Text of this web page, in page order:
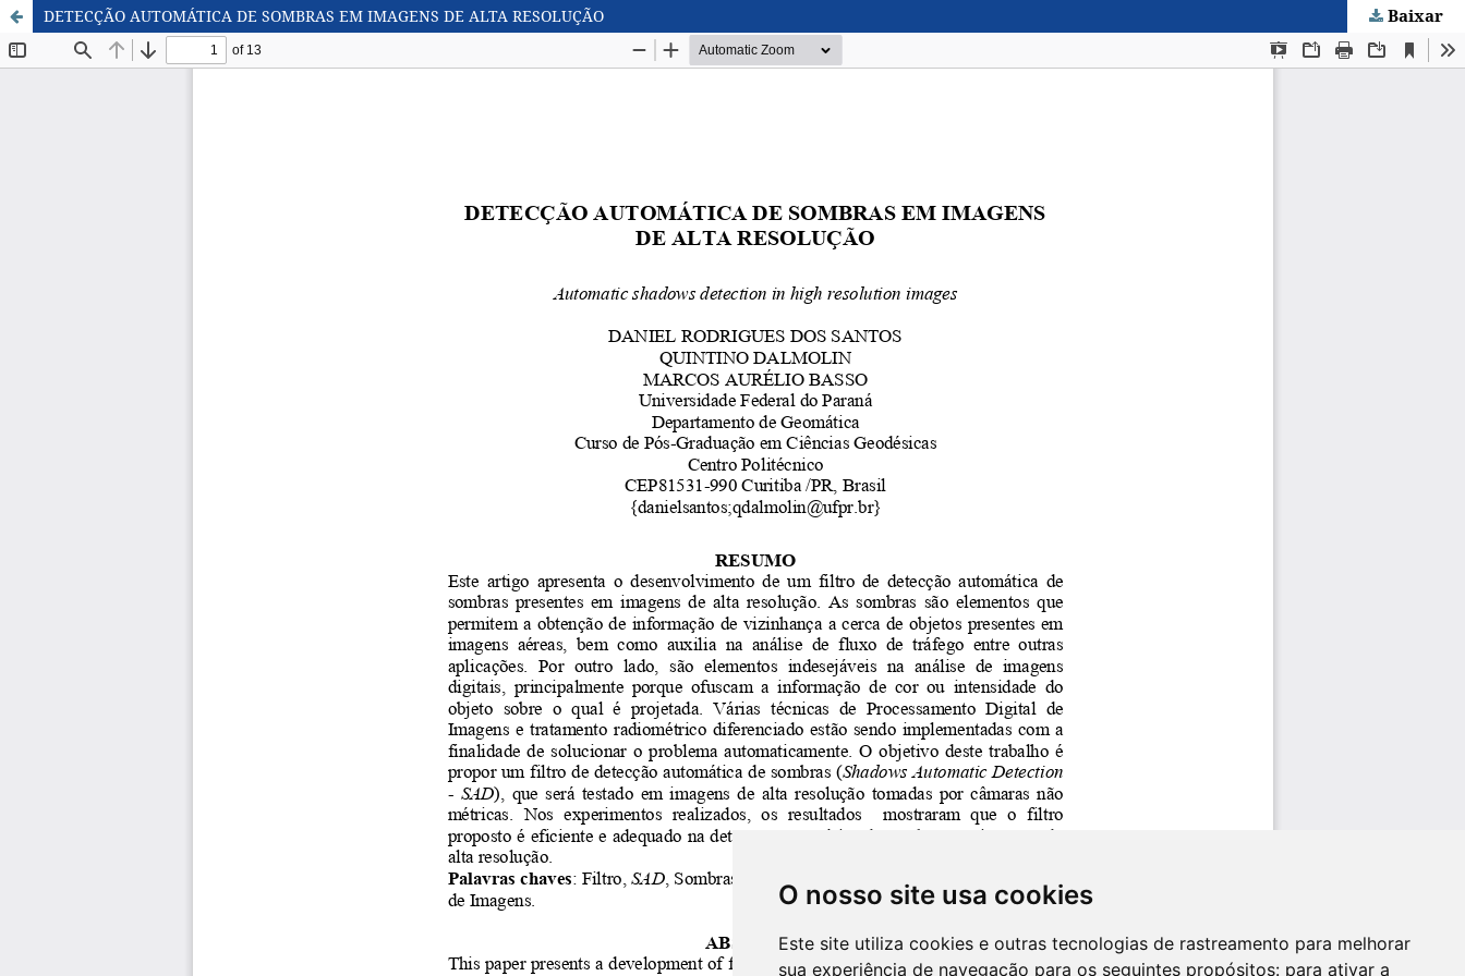
O nosso site usa cookies
Este site utiliza cookies e outras tecnologias de rastreamento para melhorar
sua experiência de navegação para os seguintes propósitos: para ativar a
DETECÇÃO AUTOMÁTICA DE SOMBRAS EM IMAGENS DE ALTA RESOLUÇÃO Baixar